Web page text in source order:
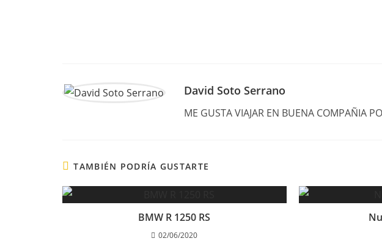
David Soto Serrano
ME GUSTA VIAJAR EN BUENA COMPAÑIA
TAMBIÉN PODRÍA GUSTARTE
BMW R 1250 RS
02/06/2020